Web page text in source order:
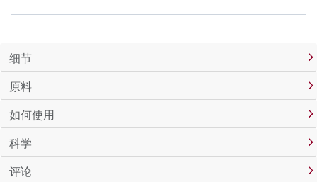
细节
原料
如何使用
科学
评论